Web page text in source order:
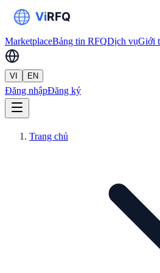
MarketplaceBảng tin RFQDịch vụGiới
VI EN
Đăng nhậpĐăng ký
Trang chủ